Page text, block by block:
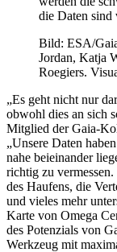
die Daten sind
Bild: ESA/
Jordan, Katja
Roegiers.
„Es geht nicht nur
obwohl dies an sich
Mitglied der Gaia-
„Unsere Daten
nahe beieinander
richtig zu
des Haufens, die
und vieles mehr
Karte von Omega
des Potenzials von
Werkzeug mit